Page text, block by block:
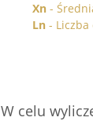
Xn -
Ln -
W celu